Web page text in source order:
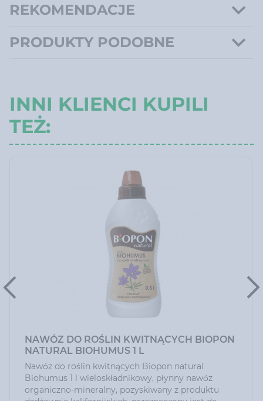
REKOMENDACJE
PRODUKTY PODOBNE
INNI KLIENCI KUPILI
TEŻ:
NAWÓZ DO ROŚLIN KWITNĄCYCH BIOPON
NATURAL BIOHUMUS 1 L
Nawóz do roślin kwitnących Biopon natural
Biohumus 1 l wieloskładnikowy, płynny nawóz
organiczno-mineralny, pozyskiwany z produktu